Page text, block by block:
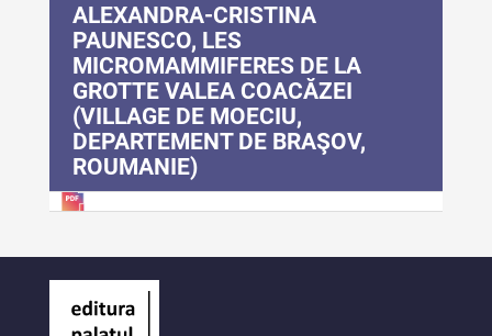
Indexul Complet
Anuarul Muzeului Etnografic al
Moldovei
Anuarul Muzeului Etnografic al
Moldovei - XXII / 2022
Moldovei - XXI / 2021
Anuarul Muzeului Etnografic al
Moldovei - XX / 2020
ALEXANDRA-CRISTINA
PAUNESCO, LES
MICROMAMMIFERES DE LA
GROTTE VALEA COACĂZEI
(VILLAGE DE MOECIU,
DEPARTEMENT DE BRAŞOV,
ROUMANIE)